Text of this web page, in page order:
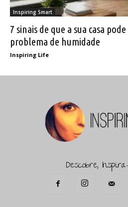
Inspiring Smart
7 sinais de que a sua casa
problema de humidade
Inspiring Life
Descobre,